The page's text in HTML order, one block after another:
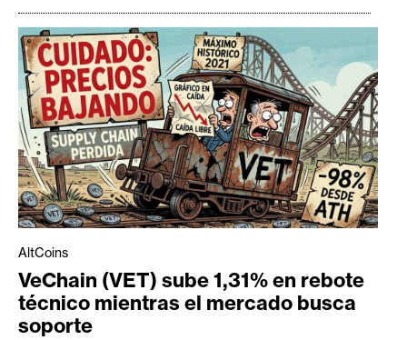
AltCoins
VeChain (VET) sube 1,31% en rebote
técnico mientras el mercado busca
soporte